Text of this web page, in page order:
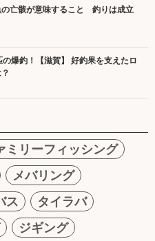
の亡骸が意味すること 釣りは成立
爆釣！【滋賀】 好釣果を支えたロ
ミリーフィッシング
メバリング
ス
タイラバ
ジギング